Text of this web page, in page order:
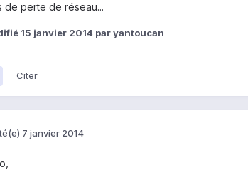
de perte de réseau...
15 janvier 2014 par yantoucan
Citer
7 janvier 2014